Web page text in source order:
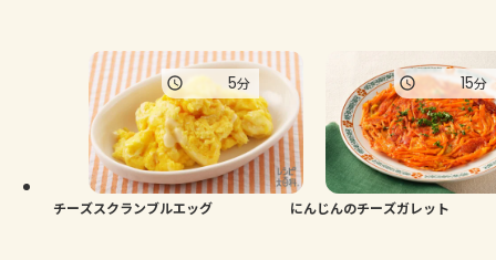
チーズスクランブルエッグ
5分
にんじんのチーズガレット
15分